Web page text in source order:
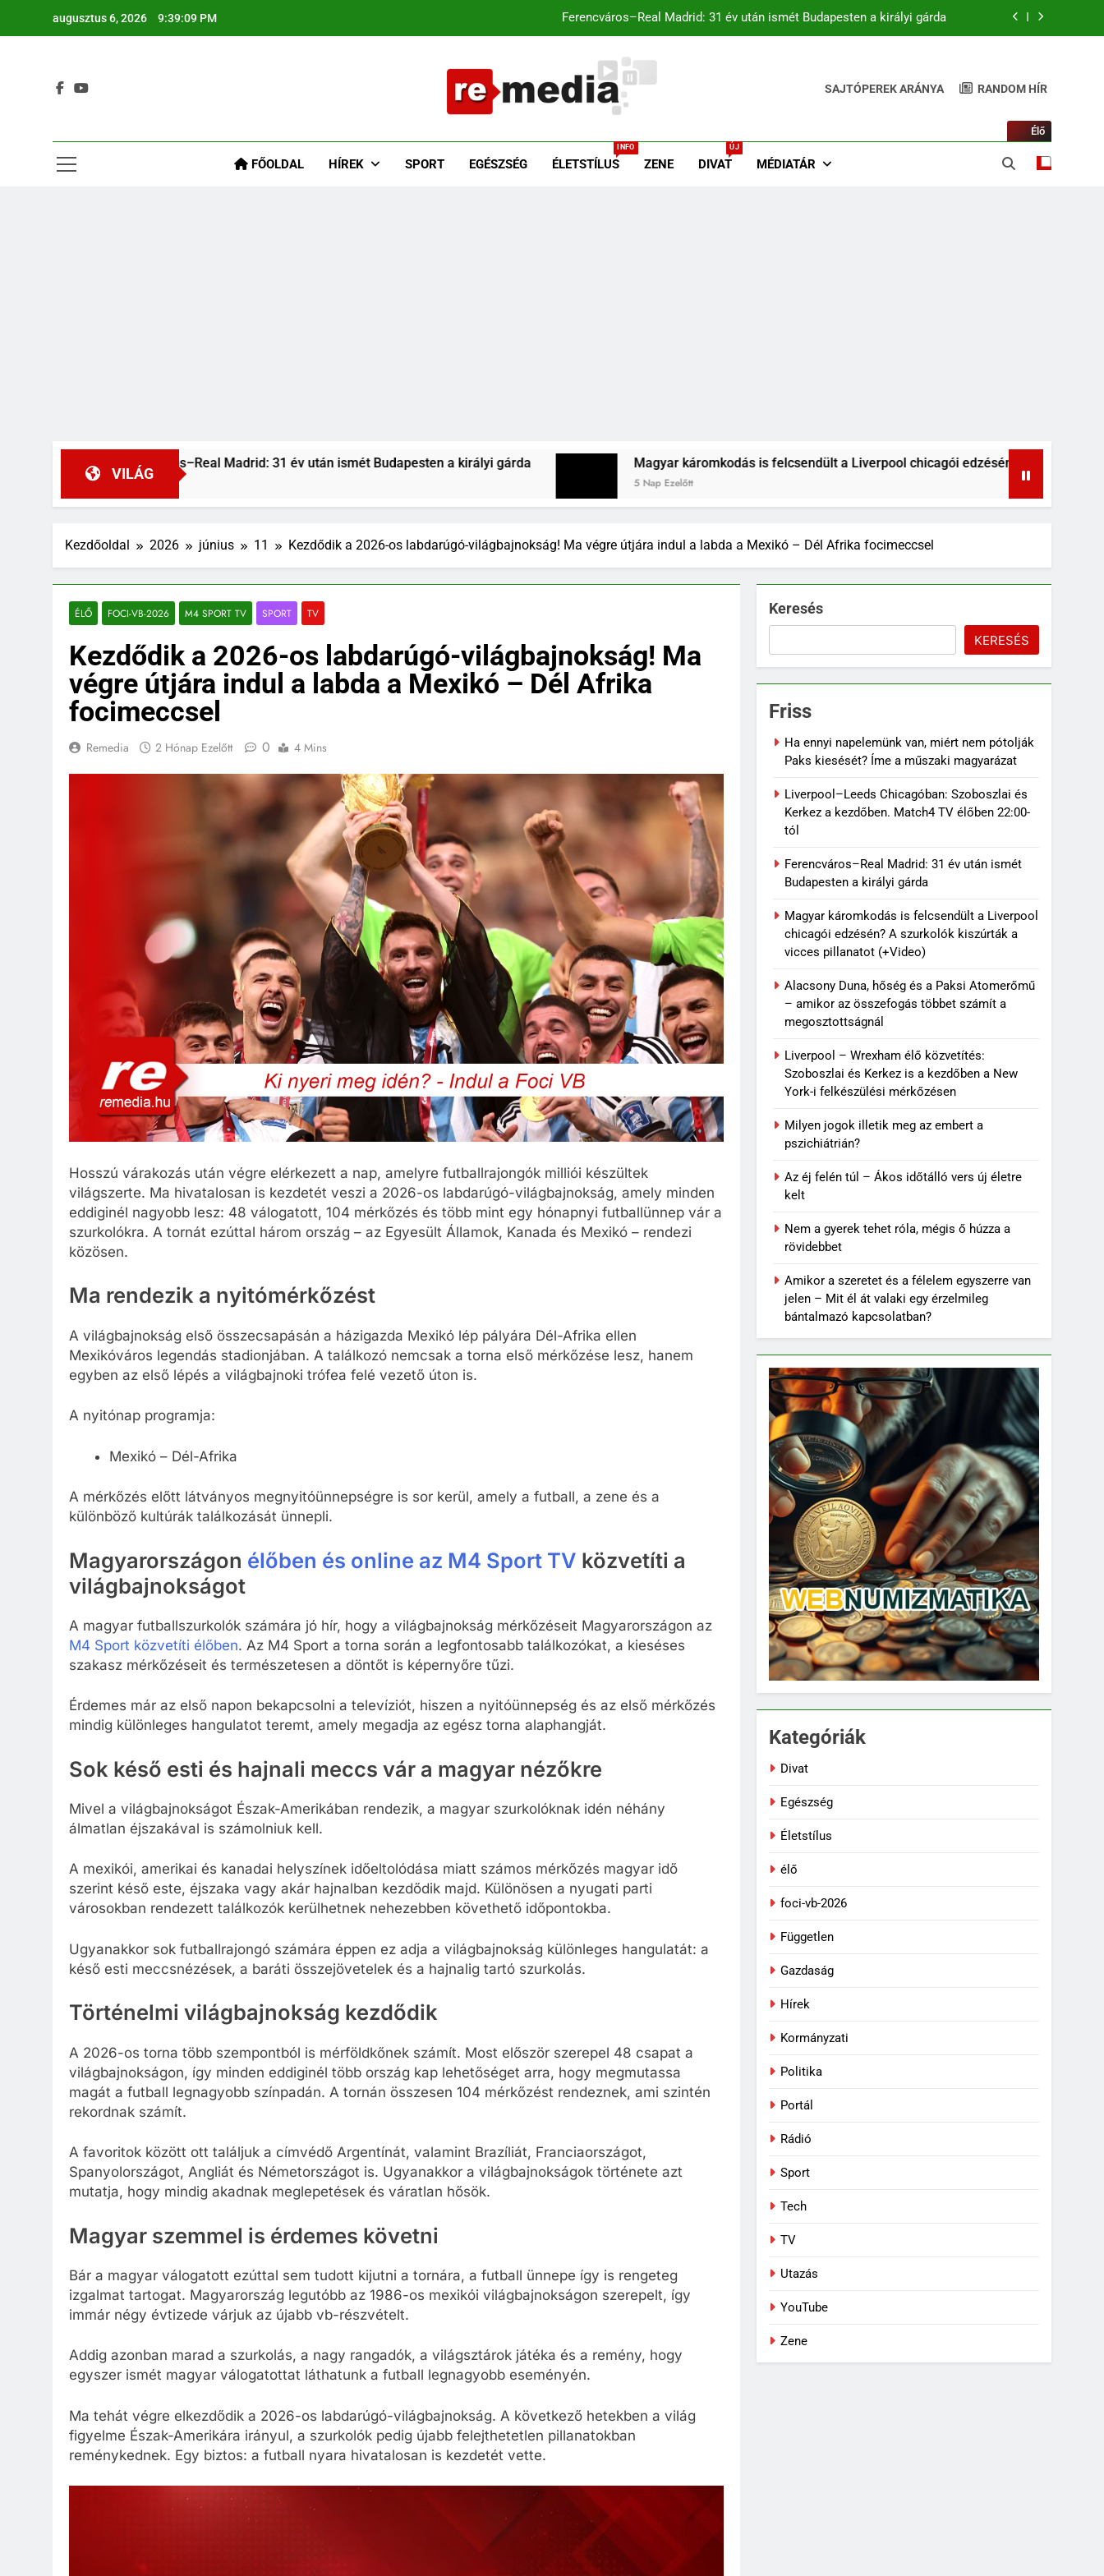
augusztus 6, 2026 9:39:10 PM Ferencváros–Real Madrid: 31 év után ismét Budapesten a királyi gárda
Liverpool–Leeds Chicagóban: Szoboszlai és Kerkez a kezdőben. Match4 TV élőben 22:00-tól
Magyar káromkodás is felcsendült a Liverpool chicagói edzésén? A szurkolók kiszúrták a vicces pillanatot
ReMedia.hu
Gyógyír Az Egyoldalúságra
SAJTÓPEREK ARÁNYA RANDOM HÍR
FŐOLDAL HÍREK SPORT EGÉSZSÉG ÉLETSTÍLUS
INFO
ZENE DIVAT
ÚJ
MÉDIATÁR
Élő
VILÁG
Madrid: 31 év után ismét Budapesten a királyi gárda Magyar káromkodás is felcsendült a Liverpool chicagói edzésén? A szurkolók kiszúrták a vicces
Kezdőoldal 2026 június 11 Kezdődik a 2026-os labdarúgó-világbajnokság! Ma végre útjára indul a labda a Mexikó – Dél Afrika focimeccsel
ÉLŐ FOCI-VB-2026 M4 SPORT TV SPORT TV
Kezdődik a 2026-os labdarúgó-világbajnokság! Ma
végre útjára indul a labda a Mexikó – Dél Afrika
focimeccsel
Remedia 2 Hónap Ezelőtt 0 4 Mins
Hosszú várakozás után végre elérkezett a nap, amelyre futballrajongók milliói készültek
világszerte. Ma hivatalosan is kezdetét veszi a 2026-os labdarúgó-világbajnokság, amely minden
eddiginél nagyobb lesz: 48 válogatott, 104 mérkőzés és több mint egy hónapnyi futballünnep vár a
szurkolókra. A tornát ezúttal három ország – az Egyesült Államok, Kanada és Mexikó – rendezi
közösen.
Ma rendezik a nyitómérkőzést
A világbajnokság első összecsapásán a házigazda Mexikó lép pályára Dél-Afrika ellen
Mexikóváros legendás stadionjában. A találkozó nemcsak a torna első mérkőzése lesz, hanem
egyben az első lépés a világbajnoki trófea felé vezető úton is.
A nyitónap programja:
Mexikó – Dél-Afrika
A mérkőzés előtt látványos megnyitóünnepségre is sor kerül, amely a futball, a zene és a
különböző kultúrák találkozását ünnepli.
Magyarországon élőben és online az M4 Sport TV közvetíti a
világbajnokságot
A magyar futballszurkolók számára jó hír, hogy a világbajnokság mérkőzéseit Magyarországon az
M4 Sport közvetíti élőben. Az M4 Sport a torna során a legfontosabb találkozókat, a kieséses
szakasz mérkőzéseit és természetesen a döntőt is képernyőre tűzi.
Érdemes már az első napon bekapcsolni a televíziót, hiszen a nyitóünnepség és az első mérkőzés
mindig különleges hangulatot teremt, amely megadja az egész torna alaphangját.
Sok késő esti és hajnali meccs vár a magyar nézőkre
Mivel a világbajnokságot Észak-Amerikában rendezik, a magyar szurkolóknak idén néhány
álmatlan éjszakával is számolniuk kell.
A mexikói, amerikai és kanadai helyszínek időeltolódása miatt számos mérkőzés magyar idő
szerint késő este, éjszaka vagy akár hajnalban kezdődik majd. Különösen a nyugati parti
városokban rendezett találkozók kerülhetnek nehezebben követhető időpontokba.
Ugyanakkor sok futballrajongó számára éppen ez adja a világbajnokság különleges hangulatát: a
késő esti meccsnézések, a baráti összejövetelek és a hajnalig tartó szurkolás.
Történelmi világbajnokság kezdődik
A 2026-os torna több szempontból is mérföldkőnek számít. Most először szerepel 48 csapat a
világbajnokságon, így minden eddiginél több ország kap lehetőséget arra, hogy megmutassa
magát a futball legnagyobb színpadán. A tornán összesen 104 mérkőzést rendeznek, ami szintén
rekordnak számít.
A favoritok között ott találjuk a címvédő Argentínát, valamint Brazíliát, Franciaországot,
Spanyolországot, Angliát és Németországot is. Ugyanakkor a világbajnokságok története azt
mutatja, hogy mindig akadnak meglepetések és váratlan hősök.
Magyar szemmel is érdemes követni
Bár a magyar válogatott ezúttal sem tudott kijutni a tornára, a futball ünnepe így is rengeteg
izgalmat tartogat. Magyarország legutóbb az 1986-os mexikói világbajnokságon szerepelt, így
immár négy évtizede várjuk az újabb vb-részvételt.
Addig azonban marad a szurkolás, a nagy rangadók, a világsztárok játéka és a remény, hogy
egyszer ismét magyar válogatottat láthatunk a futball legnagyobb eseményén.
Ma tehát végre elkezdődik a 2026-os labdarúgó-világbajnokság. A következő hetekben a világ
figyelme Észak-Amerikára irányul, a szurkolók pedig újabb felejthetetlen pillanatokban
reménykednek. Egy biztos: a futball nyara hivatalosan is kezdetét vette.
Keresés
KERESÉS
Friss
Ha ennyi napelemünk van, miért nem pótolják
Paks kiesését? Íme a műszaki magyarázat
Liverpool–Leeds Chicagóban: Szoboszlai és
Kerkez a kezdőben. Match4 TV élőben 22:00-
tól
Ferencváros–Real Madrid: 31 év után ismét
Budapesten a királyi gárda
Magyar káromkodás is felcsendült a Liverpool
chicagói edzésén? A szurkolók kiszúrták a
vicces pillanatot (+Video)
Alacsony Duna, hőség és a Paksi Atomerőmű
– amikor az összefogás többet számít a
megosztottságnál
Liverpool – Wrexham élő közvetítés:
Szoboszlai és Kerkez is a kezdőben a New
York-i felkészülési mérkőzésen
Milyen jogok illetik meg az embert a
pszichiátrián?
Az éj felén túl – Ákos időtálló vers új életre
kelt
Nem a gyerek tehet róla, mégis ő húzza a
rövidebbet
Amikor a szeretet és a félelem egyszerre van
jelen – Mit él át valaki egy érzelmileg
bántalmazó kapcsolatban?
Kategóriák
Divat
Egészség
Életstílus
élő
foci-vb-2026
Független
Gazdaság
Hírek
Kormányzati
Politika
Portál
Rádió
Sport
Tech
TV
Utazás
YouTube
Zene